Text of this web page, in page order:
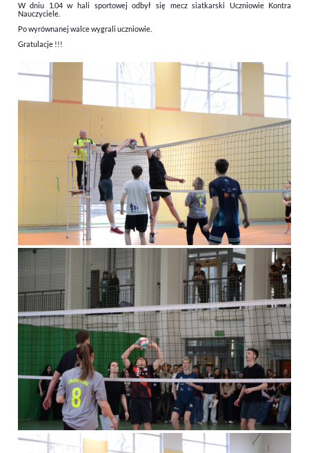
W dniu 1.04 w hali sportowej odbył się mecz siatkarski Uczniowie Kontra
Nauczyciele.
Po wyrównanej walce wygrali uczniowie.
Gratulacje !!!